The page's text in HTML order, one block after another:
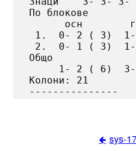
По блокове
осн
1.  0- 2 ( 3)
2.  0- 1 ( 3)
Общо
1- 2 ( 6)
Колони: 21
sys-